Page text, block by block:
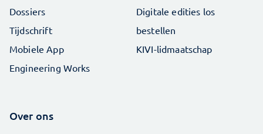
Dossiers
Tijdschrift
Mobiele App
Engineering Works
Digitale edities los
bestellen
KIVI-lidmaatschap
Over ons